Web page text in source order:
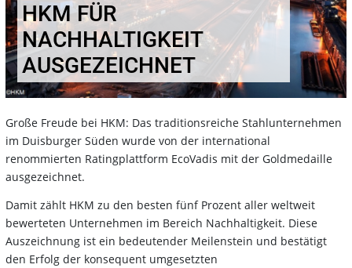
HKM FÜR
NACHHALTIGKEIT
AUSGEZEICHNET
Große Freude bei HKM: Das traditionsreiche Stahlunternehmen
im Duisburger Süden wurde von der international
renommierten Ratingplattform EcoVadis mit der Goldmedaille
ausgezeichnet.
Damit zählt HKM zu den besten fünf Prozent aller weltweit
bewerteten Unternehmen im Bereich Nachhaltigkeit. Diese
Auszeichnung ist ein bedeutender Meilenstein und bestätigt
den Erfolg der konsequent umgesetzten